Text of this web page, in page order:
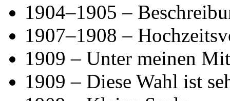
1904–1905 –
1907–1908 –
1909 – Unter meinen
1909 – Diese Wahl ist